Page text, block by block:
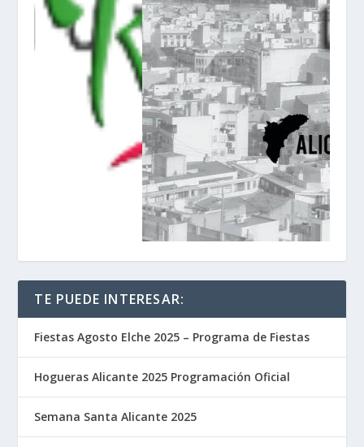
TE PUEDE INTERESAR:
Fiestas Agosto Elche 2025 – Programa de Fiestas
Hogueras Alicante 2025 Programación Oficial
Semana Santa Alicante 2025